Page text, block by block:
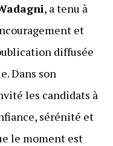
, a tenu à
et
diffusée
Dans son
les candidats à
sérénité et
le moment est